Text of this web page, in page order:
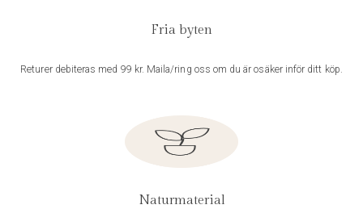
Fria byten
Returer debiteras med 99 kr. Maila/ring oss om du är osäker inför ditt köp.
Naturmaterial